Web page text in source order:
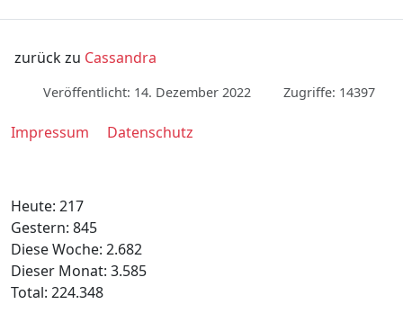
zurück zu Cassandra
Veröffentlicht: 14. Dezember 2022 Zugriffe: 14397
Impressum Datenschutz
Heute: 217
Gestern: 845
Diese Woche: 2.682
Dieser Monat: 3.585
Total: 224.348